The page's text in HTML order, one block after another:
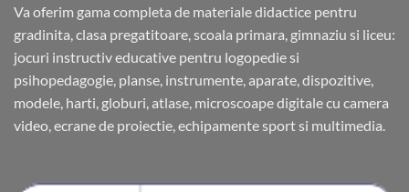
Va oferim gama completa de materiale didactice pentru
gradinita, clasa pregatitoare, scoala primara, gimnaziu si liceu:
jocuri instructiv educative pentru logopedie si
psihopedagogie, planse, instrumente, aparate, dispozitive,
modele, harti, globuri, atlase, microscoape digitale cu camera
video, ecrane de proiectie, echipamente sport si multimedia.